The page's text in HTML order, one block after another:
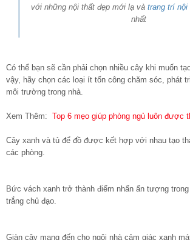
với những nội thất đẹp mới lạ và trang trí nội
nhất
Có thể bạn sẽ cần phải chọn nhiều cây khi muốn
vậy, hãy chọn các loại ít tốn công chăm sóc, phát
môi trường trong nhà.
Xem Thêm: Top 6 mẹo giúp phòng ngủ luôn được
Cây xanh và tủ để đồ được kết hợp với nhau tạo
các phòng.
Bức vách xanh trở thành điểm nhấn ấn tượng
trắng chủ đạo.
Giàn cây mang đến cho ngôi nhà cảm giác xanh